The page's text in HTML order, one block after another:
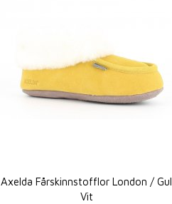
Axelda Fårskinnstofflor London / Gul
Vit